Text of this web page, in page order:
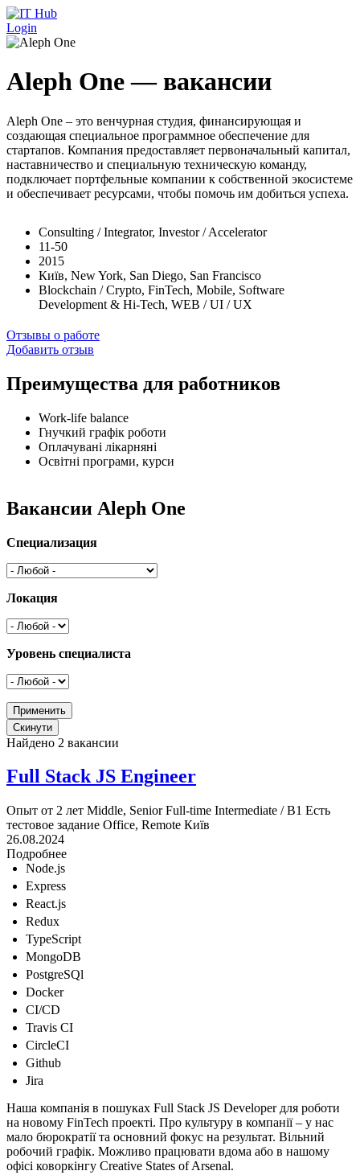
Перейти к основному содержанию
Login
Aleph One — вакансии
Aleph One – это венчурная студия, финансирующая и
создающая специальное программное обеспечение для
стартапов. Компания предоставляет первоначальный капитал,
наставничество и специальную техническую команду,
подключает портфельные компании к собственной экосистеме
и обеспечивает ресурсами, чтобы помочь им добиться успеха.
Consulting / Integrator, Investor / Accelerator
11-50
2015
Київ, New York, San Diego, San Francisco
Blockchain / Crypto, FinTech, Mobile, Software
Development & Hi-Tech, WEB / UI / UX
Отзывы о работе
Добавить отзыв
Преимущества для работников
Work-life balance
Гнучкий графік роботи
Оплачувані лікарняні
Освітні програми, курси
Вакансии Aleph One
Специализация
Локация
Уровень специалиста
Найдено 2 вакансии
Full Stack JS Engineer
Опыт от 2 лет Middle, Senior Full-time Intermediate / B1 Есть
тестовое задание Office, Remote Київ
26.08.2024
Подробнее
Node.js
Express
React.js
Redux
TypeScript
MongoDB
PostgreSQl
Docker
CI/CD
Travis CI
CircleCI
Github
Jira
Наша компанія в пошуках Full Stack JS Developer для роботи
на новому FinTech проекті. Про культуру в компанії – у нас
мало бюрократії та основний фокус на результат. Вільний
робочий графік. Можливо працювати вдома або в нашому
офісі коворкінгу Creative States of Arsenal.